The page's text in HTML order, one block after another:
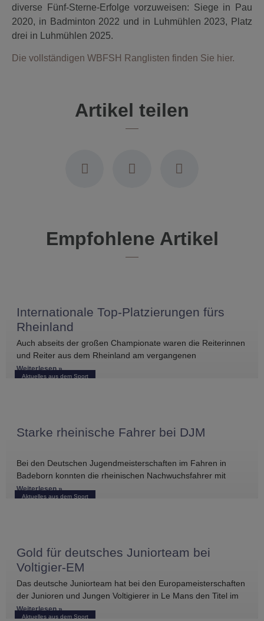
diverse Fünf-Sterne-Erfolge vorzuweisen: Siege in Pau
2020, in Badminton 2022 und in Luhmühlen 2023, Platz
drei in Luhmühlen 2025.
Die vollständigen WBFSH Ranglisten finden Sie hier.
Artikel teilen
Empfohlene Artikel
Aktuelles aus dem Sport
Internationale Top-Platzierungen fürs
Rheinland
Auch abseits der großen Championate waren die Reiterinnen
und Reiter aus dem Rheinland am vergangenen
Wochenende international erfolgreich unterwegs. Bei
Weiterlesen »
Aktuelles aus dem Sport
Starke rheinische Fahrer bei DJM
Bei den Deutschen Jugendmeisterschaften im Fahren in
Badeborn konnten die rheinischen Nachwuchsfahrer mit
mehreren vorderen Platzierungen überzeugen. Frederik
Koitka erreichte
Weiterlesen »
Aktuelles aus dem Sport
Gold für deutsches Juniorteam bei
Voltigier-EM
Das deutsche Juniorteam hat bei den Europameisterschaften
der Junioren und Jungen Voltigierer in Le Mans den Titel im
Gruppenvoltigieren gewonnen.
Weiterlesen »